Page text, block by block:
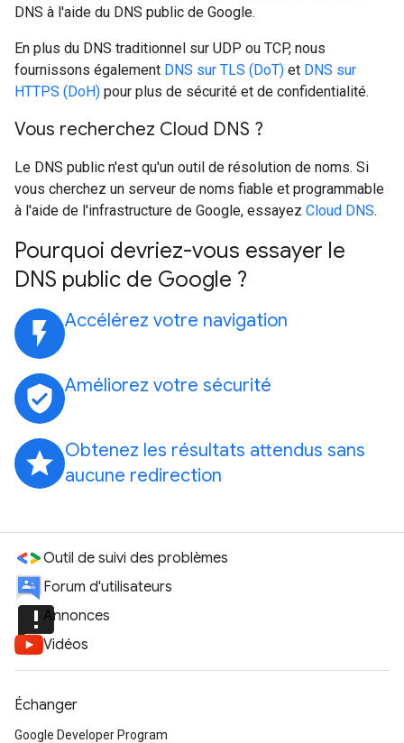
DNS à l'aide du DNS public de Google.
En plus du DNS traditionnel sur UDP ou TCP, nous
fournissons également DNS sur TLS (DoT) et DNS sur
HTTPS (DoH) pour plus de sécurité et de confidentialité.
Vous recherchez Cloud DNS ?
Le DNS public n'est qu'un outil de résolution de noms. Si
vous cherchez un serveur de noms fiable et programmable
à l'aide de l'infrastructure de Google, essayez Cloud DNS.
Pourquoi devriez-vous essayer le
DNS public de Google ?
flash_on Accélérez votre navigation
verified_user Améliorez votre sécurité
grade Obtenez les résultats attendus sans
aucune redirection
Outil de suivi des problèmes
Forum d'utilisateurs
announcementAnnonces
Vidéos
Échanger
Google Developer Program